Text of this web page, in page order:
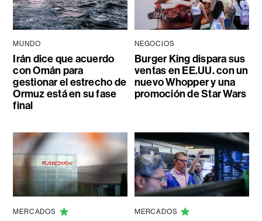
MUNDO
Irán dice que acuerdo
con Omán para
gestionar el estrecho de
Ormuz está en su fase
final
NEGOCIOS
Burger King dispara sus
ventas en EE.UU. con un
nuevo Whopper y una
promoción de Star Wars
MERCADOS MERCADOS